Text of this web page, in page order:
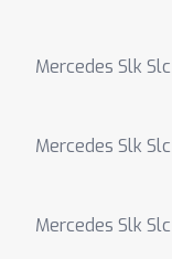
Mercedes Slk
Mercedes Slk
Mercedes Slk